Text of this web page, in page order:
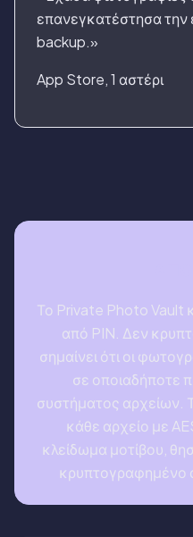
επανεγκατέστησα
backup.»
App Store, 1 αστέρι
Το Private Photo Vault
από PIN. Δεν
σημαίνει ότι οι
σε οποιαδήποτε
συστήματος αρχείων.
κάθε αρχείο με
κλείδωμα μοτίβου,
κρυπτογραφημένο